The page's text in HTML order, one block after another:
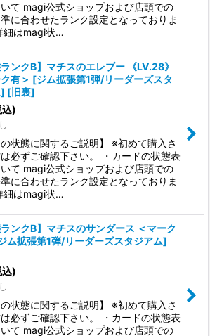
て magi公式ショップおよび店頭での
に合わせたランク設定となっておりま
細はmagi状…
ランクB】マチスのエレブー 《LV.28》
ク有＞ [ジム拡張第1弾/リーダーズスタ
] [旧裏]
込)
の状態に関するご説明】 ※初めて購入さ
必ずご確認下さい。 ・カードの状態表
て magi公式ショップおよび店頭での
に合わせたランク設定となっておりま
細はmagi状…
ランクB】マチスのサンダース ＜マーク
ム拡張第1弾/リーダーズスタジアム]
込)
の状態に関するご説明】 ※初めて購入さ
必ずご確認下さい。 ・カードの状態表
て magi公式ショップおよび店頭での